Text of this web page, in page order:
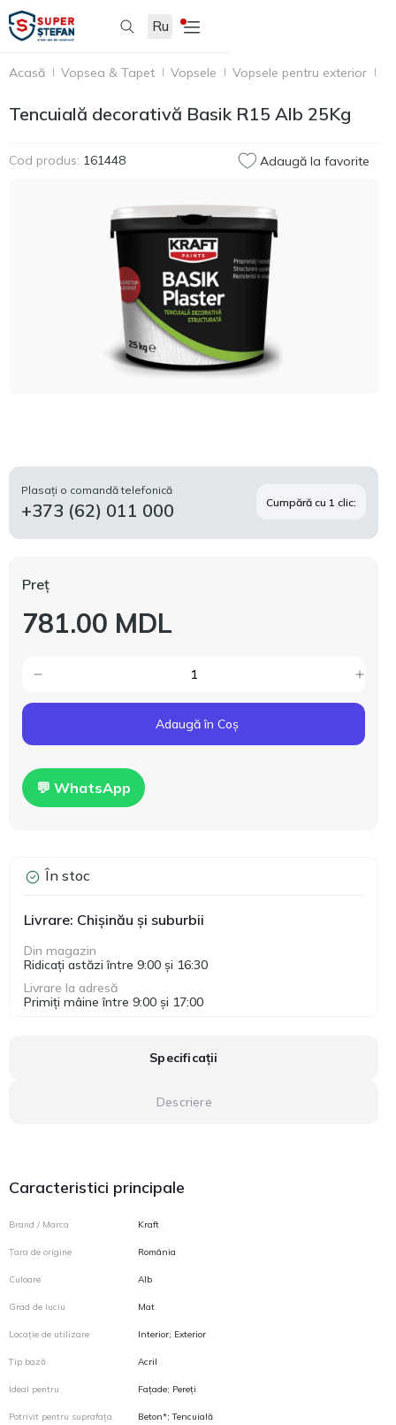
Ru
Acasă Vopsea & Tapet Vopsele Vopsele pentru exterior
Tencuială decorativă Basik R15 Alb 25Kg
Cod produs: 161448 Adaugă la favorite
Plasați o comandă telefonică
+373 (62) 011 000 Cumpără cu 1 clic:
Preț
781.00 MDL
Adaugă în Coș
💬 WhatsApp
În stoc
Livrare: Chișinău și suburbii
Din magazin
Ridicați astăzi între 9:00 și 16:30
Livrare la adresă
Primiți mâine între 9:00 și 17:00
Specificații
Descriere
Caracteristici principale
Brand / Marca Kraft
Țara de origine România
Culoare Alb
Grad de luciu Mat
Locație de utilizare Interior; Exterior
Tip bază Acril
Ideal pentru Fațade; Pereți
Potrivit pentru suprafața Beton*; Tencuială